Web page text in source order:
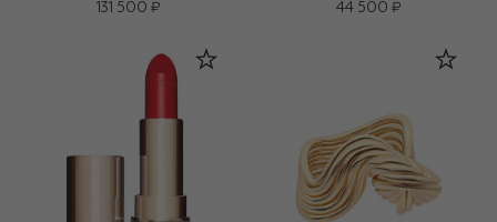
131 500 ₽
44 500 ₽